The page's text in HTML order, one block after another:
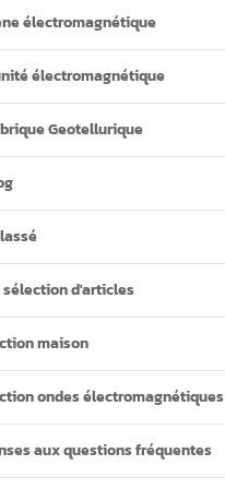
électromagnétique
électromagnétique
Geotellurique
sélection d'articles
maison
ondes électromagnétiques
aux questions fréquentes